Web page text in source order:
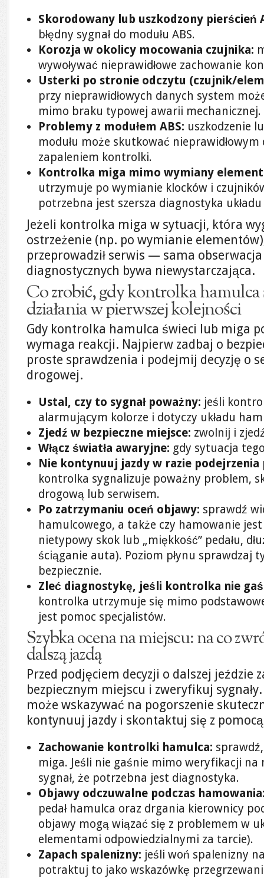
Skorodowany lub uszkodzony pierścień
błędny sygnał do modułu ABS.
Korozja w okolicy mocowania czujnika:
wywoływać nieprawidłowe zachowanie
Usterki po stronie odczytu (czujnik/
przy nieprawidłowych danych system
mimo braku typowej awarii mechanicznej.
Problemy z modułem ABS: uszkodzenie
modułu może skutkować nieprawidłowym
zapaleniem kontrolki.
Kontrolka miga mimo wymiany
utrzymuje po wymianie klocków i
potrzebna jest szersza diagnostyka układu
Jeżeli kontrolka miga w sytuacji, która
ostrzeżenie (np. po wymianie
przeprowadził serwis — sama
diagnostycznych bywa niewystarczająca.
Co zrobić, gdy kontrolka hamulca
działania w pierwszej kolejności
Gdy kontrolka hamulca świeci lub miga
wymaga reakcji. Najpierw zadbaj o
proste sprawdzenia i podejmij decyzję o
drogowej.
Ustal, czy to sygnał poważny: jeśli
alarmującym kolorze i dotyczy układu
Zjedź w bezpieczne miejsce: zwolnij i
Włącz światła awaryjne: gdy sytuacja
Nie kontynuuj jazdy w razie
kontrolka sygnalizuje poważny problem,
drogową lub serwisem.
Po zatrzymaniu oceń objawy: sprawdź
hamulcowego, a także czy hamowanie
nietypowy skok lub „miękkość” pedału,
ściąganie auta). Poziom płynu sprawdzaj
bezpiecznie.
Zleć diagnostykę, jeśli kontrolka nie
kontrolka utrzymuje się mimo
jest pomoc specjalistów.
Szybka ocena na miejscu: na co
dalszą jazdą
Przed podjęciem decyzji o dalszej jeździe
bezpiecznym miejscu i zweryfikuj
może wskazywać na pogorszenie
kontynuuj jazdy i skontaktuj się z
Zachowanie kontrolki hamulca:
miga. Jeśli nie gaśnie mimo weryfikacji
sygnał, że potrzebna jest diagnostyka.
Objawy odczuwalne podczas
pedał hamulca oraz drgania kierownicy
objawy mogą wiązać się z problemem w
elementami odpowiedzialnymi za tarcie).
Zapach spalenizny: jeśli woń spalenizny
potraktuj to jako wskazówkę